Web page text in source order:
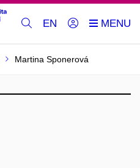
EN
Martina Sponerová